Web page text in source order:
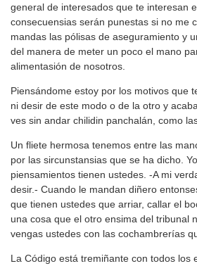
general de interesados que te interesan
consecuensias serán punestas si no me
mandas las pólisas de aseguramiento y
del manera de meter un poco el mano
alimentasión de nosotros.
Piensándome estoy por los motivos que
ni desir de este modo o de la otro y
ves sin andar chilidin panchalán, como
Un fliete hermosa tenemos entre las
por las sircunstansias que se ha dicho.
piensamientos tienen ustedes. -A mi
desir.- Cuando le mandan diñero
que tienen ustedes que arriar, callar el
una cosa que el otro ensima del tribunal
vengas ustedes con las cochambrerías
La Código está tremiñante con todos los